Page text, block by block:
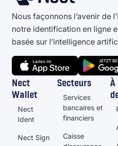
Nous façonnons l’avenir de
notre identification en ligne
basée sur l’intelligence
Nect
Wallet
Nect
Ident
Nect Sign
Secteurs
Services
bancaires et
financiers
Caisse
À